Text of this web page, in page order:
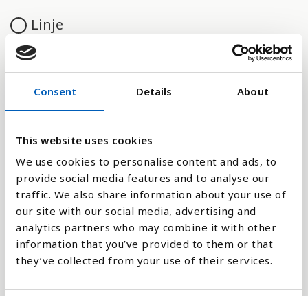
Consent Details About
This website uses cookies
We use cookies to personalise content and ads, to
provide social media features and to analyse our
traffic. We also share information about your use of
our site with our social media, advertising and
analytics partners who may combine it with other
information that you’ve provided to them or that
they’ve collected from your use of their services.
Linje
Platt
Jämför med:
Förklaring
EF mäts i arealenheter, det vill säga den areal som
är nödvändig för att naturen ska kunna förnya de